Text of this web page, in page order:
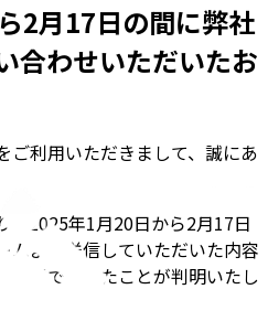
2月17日の間に弊社
合わせいただいたお
ご利用いただきまして、誠にあ
、2025年1月20日から2月17日
ムより送信していただいた内容
状態であったことが判明いたし